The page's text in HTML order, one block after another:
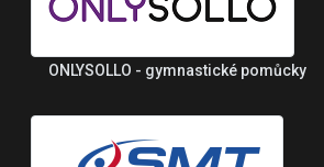
ONLYSOLLO - gymnastické pomůcky